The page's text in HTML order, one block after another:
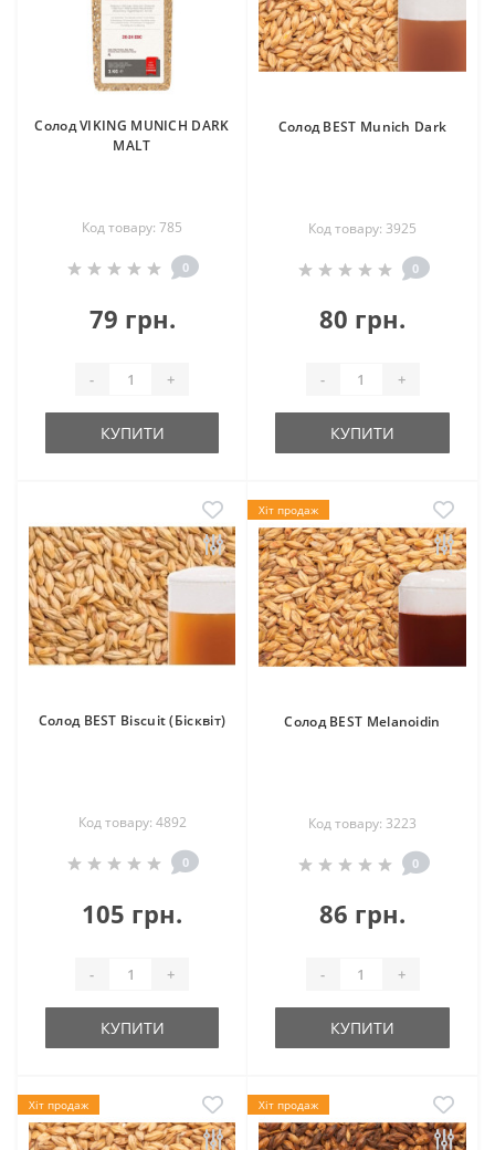
Солод VIKING MUNICH DARK
MALT
Код товару: 785
0
79 грн.
- +
КУПИТИ
Солод BEST Munich Dark
Код товару: 3925
0
80 грн.
- +
КУПИТИ
Солод BEST Biscuit (Бісквіт)
Код товару: 4892
0
105 грн.
- +
КУПИТИ
Хіт продаж
Солод BEST Melanoidin
Код товару: 3223
0
86 грн.
- +
КУПИТИ
Хіт продаж Хіт продаж